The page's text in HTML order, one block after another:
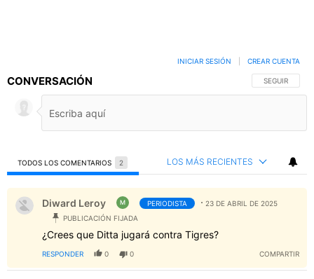
CONVERSACIÓN SIGA ESTA
SEGUIR
INICIAR SESIÓN CREAR CUENTA
TODOS LOS COMENTARIOS 2 LOS MÁS RECIENTES
Todos los comentarios
Comentario de Diward Leroy.
Diward Leroy M PERIODISTA
23 DE ABRIL DE 2025
PUBLICACIÓN FIJADA
¿Crees que Ditta jugará contra Tigres?
RESPONDER 0 0 COMPARTIR